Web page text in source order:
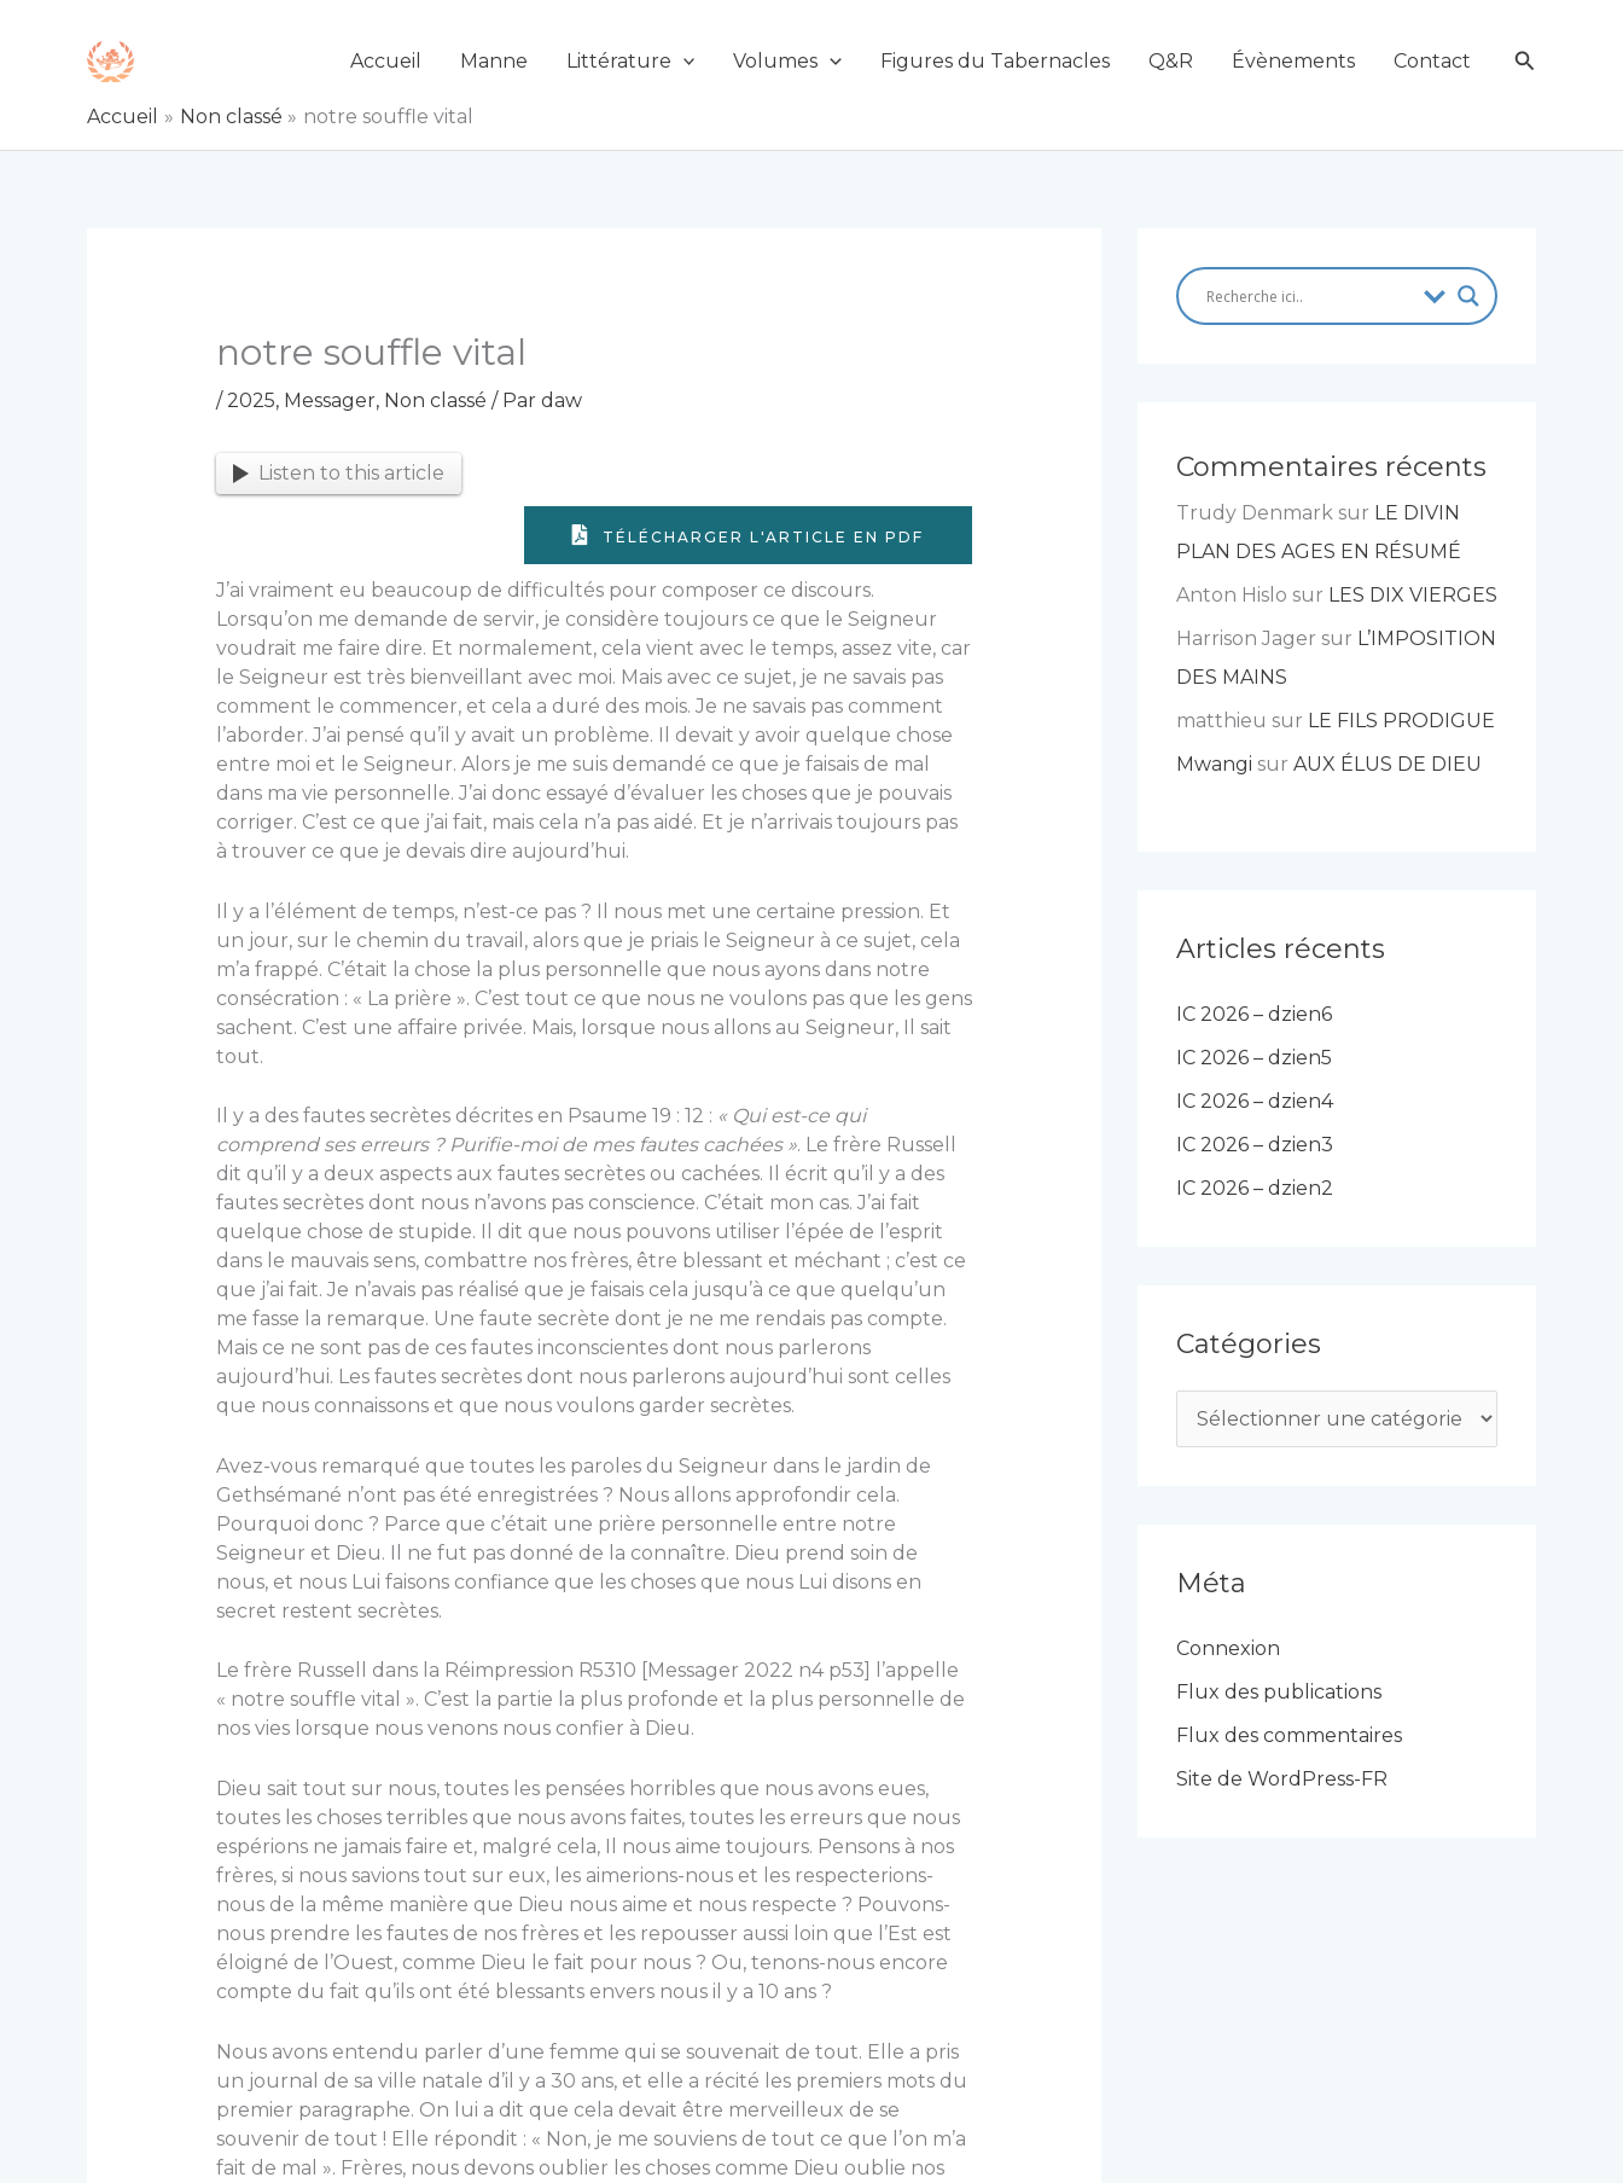
Accueil Manne Littérature Volumes Figures du Tabernacles Q&R Évènements Contact
Accueil Non classé notre souffle vital
notre souffle vital
/ 2025, Messager, Non classé / Par daw
Listen to this article
TÉLÉCHARGER L'ARTICLE EN PDF
J’ai vraiment eu beaucoup de difficultés pour composer ce discours.
Lorsqu’on me demande de servir, je considère toujours ce que le Seigneur
voudrait me faire dire. Et normalement, cela vient avec le temps, assez vite, car
le Seigneur est très bienveillant avec moi. Mais avec ce sujet, je ne savais pas
comment le commencer, et cela a duré des mois. Je ne savais pas comment
l’aborder. J’ai pensé qu’il y avait un problème. Il devait y avoir quelque chose
entre moi et le Seigneur. Alors je me suis demandé ce que je faisais de mal
dans ma vie personnelle. J’ai donc essayé d’évaluer les choses que je pouvais
corriger. C’est ce que j’ai fait, mais cela n’a pas aidé. Et je n’arrivais toujours pas
à trouver ce que je devais dire aujourd’hui.
Il y a l’élément de temps, n’est-ce pas ? Il nous met une certaine pression. Et
un jour, sur le chemin du travail, alors que je priais le Seigneur à ce sujet, cela
m’a frappé. C’était la chose la plus personnelle que nous ayons dans notre
consécration : « La prière ». C’est tout ce que nous ne voulons pas que les gens
sachent. C’est une affaire privée. Mais, lorsque nous allons au Seigneur, Il sait
tout.
Il y a des fautes secrètes décrites en Psaume 19 : 12 : « Qui est-ce qui
comprend ses erreurs ? Purifie-moi de mes fautes cachées ». Le frère Russell
dit qu’il y a deux aspects aux fautes secrètes ou cachées. Il écrit qu’il y a des
fautes secrètes dont nous n’avons pas conscience. C’était mon cas. J’ai fait
quelque chose de stupide. Il dit que nous pouvons utiliser l’épée de l’esprit
dans le mauvais sens, combattre nos frères, être blessant et méchant ; c’est ce
que j’ai fait. Je n’avais pas réalisé que je faisais cela jusqu’à ce que quelqu’un
me fasse la remarque. Une faute secrète dont je ne me rendais pas compte.
Mais ce ne sont pas de ces fautes inconscientes dont nous parlerons
aujourd’hui. Les fautes secrètes dont nous parlerons aujourd’hui sont celles
que nous connaissons et que nous voulons garder secrètes.
Avez-vous remarqué que toutes les paroles du Seigneur dans le jardin de
Gethsémané n’ont pas été enregistrées ? Nous allons approfondir cela.
Pourquoi donc ? Parce que c’était une prière personnelle entre notre
Seigneur et Dieu. Il ne fut pas donné de la connaître. Dieu prend soin de
nous, et nous Lui faisons confiance que les choses que nous Lui disons en
secret restent secrètes.
Le frère Russell dans la Réimpression R5310 [Messager 2022 n4 p53] l’appelle
« notre souffle vital ». C’est la partie la plus profonde et la plus personnelle de
nos vies lorsque nous venons nous confier à Dieu.
Dieu sait tout sur nous, toutes les pensées horribles que nous avons eues,
toutes les choses terribles que nous avons faites, toutes les erreurs que nous
espérions ne jamais faire et, malgré cela, Il nous aime toujours. Pensons à nos
frères, si nous savions tout sur eux, les aimerions-nous et les respecterions-
nous de la même manière que Dieu nous aime et nous respecte ? Pouvons-
nous prendre les fautes de nos frères et les repousser aussi loin que l’Est est
éloigné de l’Ouest, comme Dieu le fait pour nous ? Ou, tenons-nous encore
compte du fait qu’ils ont été blessants envers nous il y a 10 ans ?
Nous avons entendu parler d’une femme qui se souvenait de tout. Elle a pris
un journal de sa ville natale d’il y a 30 ans, et elle a récité les premiers mots du
premier paragraphe. On lui a dit que cela devait être merveilleux de se
souvenir de tout ! Elle répondit : « Non, je me souviens de tout ce que l’on m’a
fait de mal ». Frères, nous devons oublier les choses comme Dieu oublie nos
Commentaires récents
Trudy Denmark sur LE DIVIN
PLAN DES AGES EN RÉSUMÉ
Anton Hislo sur LES DIX VIERGES
Harrison Jager sur L’IMPOSITION
DES MAINS
matthieu sur LE FILS PRODIGUE
Mwangi sur AUX ÉLUS DE DIEU
Articles récents
IC 2026 – dzien6
IC 2026 – dzien5
IC 2026 – dzien4
IC 2026 – dzien3
IC 2026 – dzien2
Catégories
a
r
i
Méta
Connexion
Flux des publications
Flux des commentaires
Site de WordPress-FR